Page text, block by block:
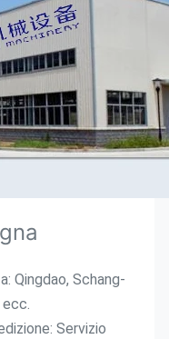
Qingdao, Schang-
ecc.
Servizio